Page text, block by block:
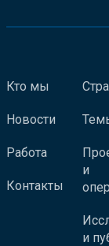
Кто мы
Новости
Работа
Контакты
и
и